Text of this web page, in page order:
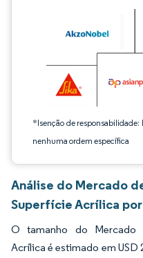
*Isenção de
nenhuma ordem específica
Análise do Mercado
Superfície Acrílica
O tamanho do Mercado
Acrílica é estimado em USD